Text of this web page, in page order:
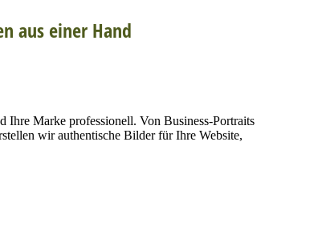
aus einer Hand
Ihre Marke professionell. Von Business-Portraits
wir authentische Bilder für Ihre Website,